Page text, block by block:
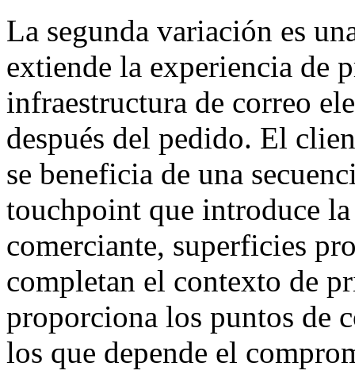
La segunda variación es
extiende la experiencia de
infraestructura de correo
después del pedido. El
se beneficia de una
touchpoint que introduce
comerciante, superficies
completan el contexto de
proporciona los puntos de
los que depende el